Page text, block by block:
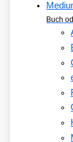
Buch